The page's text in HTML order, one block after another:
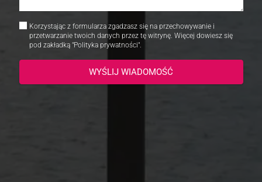
Korzystając z formularza zgadzasz się na przechowywanie i
przetwarzanie twoich danych przez tę witrynę. Więcej dowiesz się
pod zakładką "Polityka prywatności".
WYŚLIJ WIADOMOŚĆ